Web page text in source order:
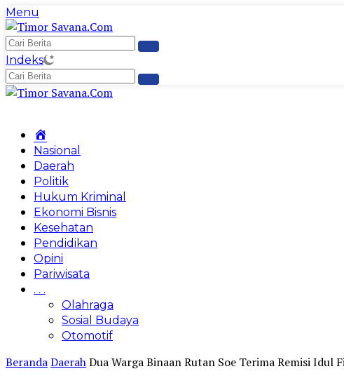
Langsung
ke
konten
Menu
Indeks
Nasional
Daerah
Politik
Hukum Kriminal
Ekonomi Bisnis
Kesehatan
Pendidikan
Opini
Pariwisata
. . .
Olahraga
Sosial Budaya
Otomotif
BerandaDaerahDua Warga Binaan Rutan Soe Terima Remisi Idul